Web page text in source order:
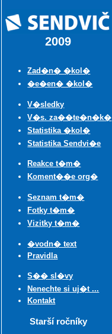
2009
Zad�n� �kol�
�e�en� �kol�
V�sledky
V�s. za��te�n�k�
Statistika �kol�
Statistika Sendvi�e
Reakce t�m�
Koment��e org�
Seznam t�m�
Fotky t�m�
Vizitky t�m�
�vodn� text
Pravidla
S�� sl�vy
Nenechte si uj�t ...
Kontakt
Starší ročníky